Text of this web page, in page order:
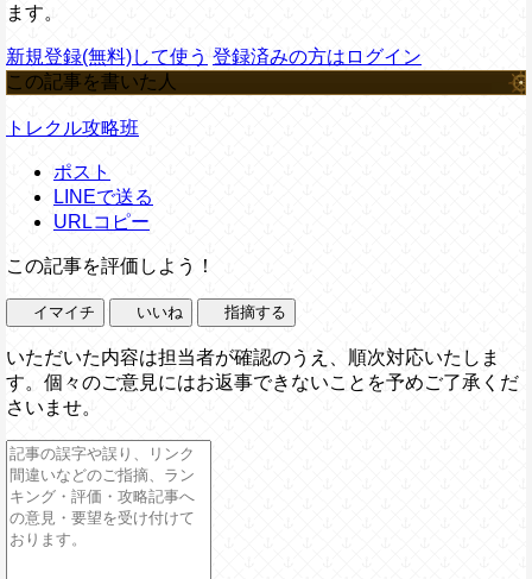
ます。
新規登録(無料)して使う 登録済みの方はログイン
この記事を書いた人
トレクル攻略班
ポスト
LINEで送る
URLコピー
この記事を評価しよう！
イマイチ いいね 指摘する
いただいた内容は担当者が確認のうえ、順次対応いたしま
す。個々のご意見にはお返事できないことを予めご了承くだ
さいませ。